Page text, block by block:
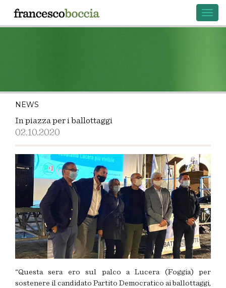
NEWS
In piazza per i ballottaggi
02.10.2020
“Questa sera ero sul palco a Lucera (Foggia) per
sostenere il candidato Partito Democratico ai ballottaggi,